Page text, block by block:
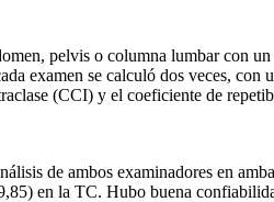
pelvis o columna lumbar con
examen se calculó dos veces, con
(CCI) y el coeficiente de
de ambos examinadores en
en la TC. Hubo buena